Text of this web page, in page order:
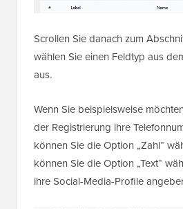
Scrollen Sie danach zum
wählen Sie einen Feldtyp aus
aus.
Wenn Sie beispielsweise
der Registrierung ihre
können Sie die Option „Zahl“
können Sie die Option „Text“
ihre Social-Media-Profile